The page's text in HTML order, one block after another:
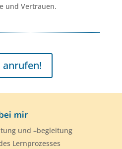
und Vertrauen.
anrufen!
mir
und –begleitung
Lernprozesses